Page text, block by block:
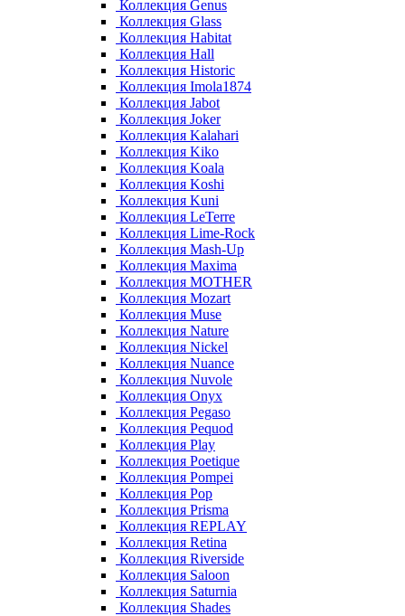
Коллекция Genus
Коллекция Glass
Коллекция Habitat
Коллекция Hall
Коллекция Historic
Коллекция Imola1874
Коллекция Jabot
Коллекция Joker
Коллекция Kalahari
Коллекция Kiko
Коллекция Koala
Коллекция Koshi
Коллекция Kuni
Коллекция LeTerre
Коллекция Lime-Rock
Коллекция Mash-Up
Коллекция Maxima
Коллекция MOTHER
Коллекция Mozart
Коллекция Muse
Коллекция Nature
Коллекция Nickel
Коллекция Nuance
Коллекция Nuvole
Коллекция Onyx
Коллекция Pegaso
Коллекция Pequod
Коллекция Play
Коллекция Poetique
Коллекция Pompei
Коллекция Pop
Коллекция Prisma
Коллекция REPLAY
Коллекция Retina
Коллекция Riverside
Коллекция Saloon
Коллекция Saturnia
Коллекция Shades